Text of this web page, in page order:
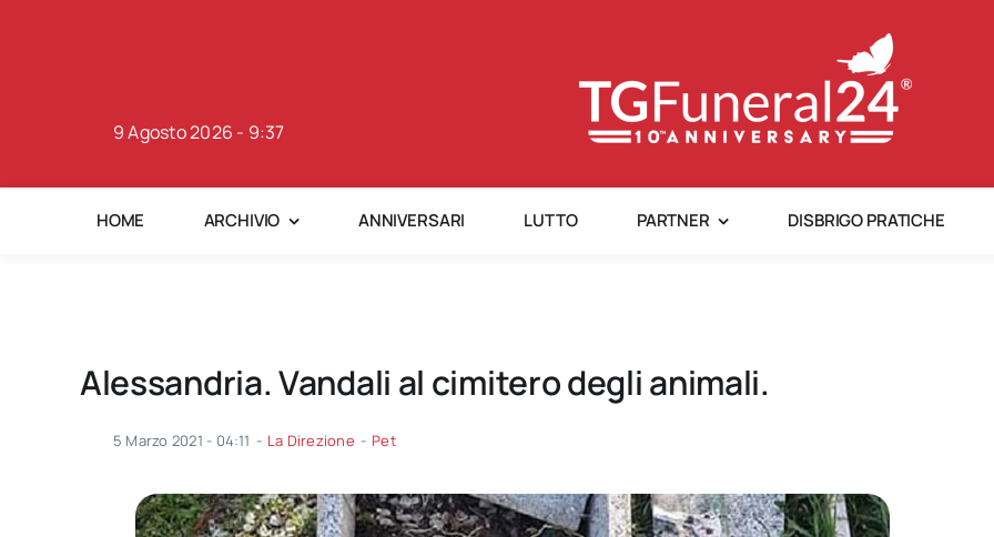
9 Agosto 2026 - 9:37
HOME ARCHIVIO ANNIVERSARI LUTTO PARTNER DISBRIGO PRATICHE
Alessandria. Vandali al cimitero degli animali.
5 Marzo 2021 - 04:11 - La Direzione - Pet